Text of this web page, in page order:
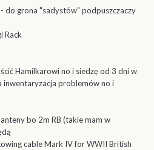
- do grona "sadystów" podpuszczaczy
Rack
Hamilkarowi no i siedzę od 3 dni w
inwentaryzacja problemów no i
bo 2m RB (takie mam w
cable Mark IV for WWII British